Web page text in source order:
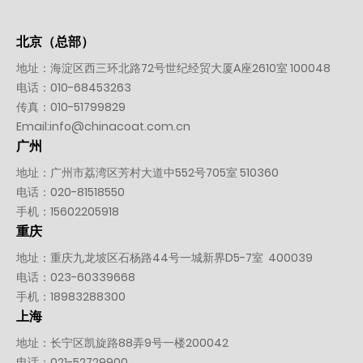
北京（总部）
地址：海淀区西三环北路72号世纪经贸大厦A座2610室 100048
电话： 010-68453263
传真：010-51799829
Email:info@chinacoat.com.cn
广州
地址：广州市荔湾区芳村大道中552号705室 510360
电话： 020-81518550
手机： 15602205918
重庆
地址：重庆九龙坡区石杨路44号一城新界D5-7室 400039
电话： 023-60339668
手机： 18983288300
上海
地址：长宁区凯旋路88弄9号一楼200042